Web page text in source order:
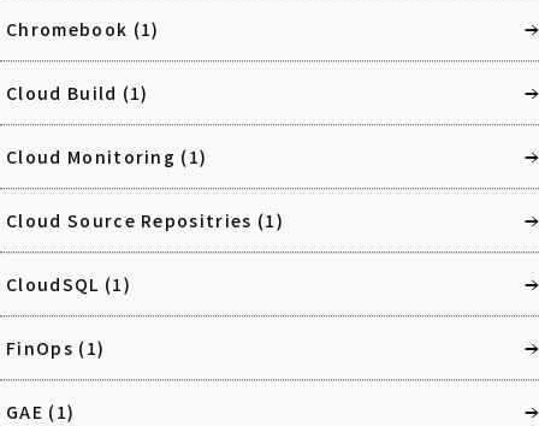
Chromebook (1)
Cloud Build (1)
Cloud Monitoring (1)
Cloud Source Repositries (1)
CloudSQL (1)
FinOps (1)
GAE (1)